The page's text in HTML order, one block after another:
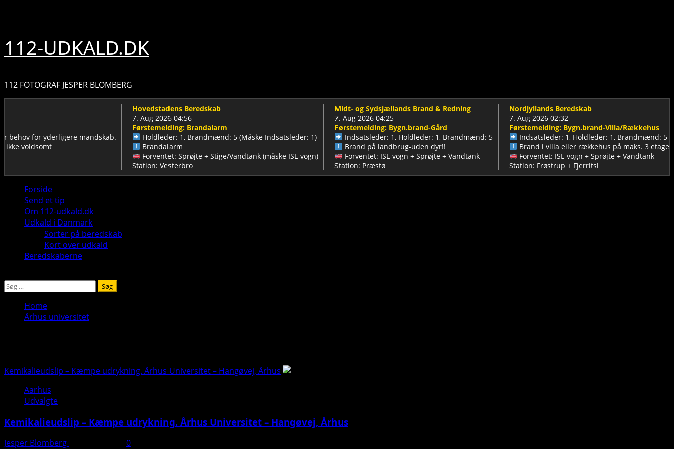
112-UDKALD.DK
112 FOTOGRAF JESPER BLOMBERG
for yderligere mandskab.
Hovedstadens Beredskab
7. Aug 2026 04:56
Førstemelding: Brandalarm
Holdleder: 1, Brandmænd: 5 (Måske Indsatsleder: 1)
Brandalarm
Forventet: Sprøjte + Stige/Vandtank (måske ISL-vogn)
Station: Vesterbro
Midt- og Sydsjællands Brand & Redning
7. Aug 2026 04:25
Førstemelding: Bygn.brand-Gård
Indsatsleder: 1, Holdleder: 1, Brandmænd: 5
Brand på landbrug-uden dyr!!
Forventet: ISL-vogn + Sprøjte + Vandtank
Station: Præstø
Nordjyllands Beredskab
7. Aug 2026 02:32
Førstemelding: Bygn.brand-Villa/Rækkehus
Indsatsleder: 1, Holdleder: 1, Brandmænd: 5
Brand i villa eller rækkehus på maks. 3 etager!
Forventet: ISL-vogn + Sprøjte + Vandtank
Station: Frøstrup + Fjerritsl
Primary
Menu
Forside
Send et tip
Om 112-udkald.dk
Udkald i Danmark
Sorter på beredskab
Kort over udkald
Beredskaberne
Søg
Home
Århus universitet
Kemikalieudslip – Kæmpe udrykning. Århus Universitet – Hangøvej, Århus
Aarhus
Udvalgte
Kemikalieudslip – Kæmpe udrykning. Århus Universitet – Hangøvej, Århus
Jesper Blomberg
0